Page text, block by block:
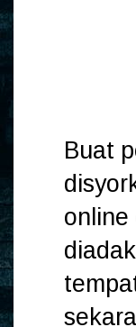
Buat
online